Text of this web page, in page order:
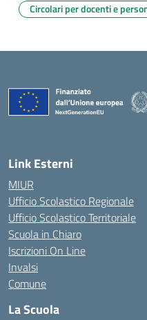
Circolari per docenti e
Link Esterni
MIUR
Ufficio Scolastico Regionale
Ufficio Scolastico Territoriale
Scuola in Chiaro
Iscrizioni On Line
Invalsi
Comune
La Scuola